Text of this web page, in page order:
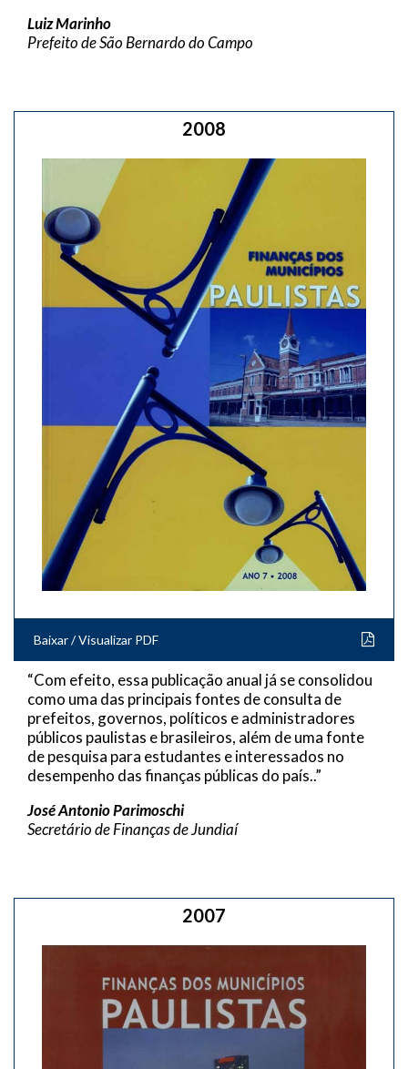
Luiz Marinho
Prefeito de São Bernardo do Campo
2008
Baixar / Visualizar PDF
“Com efeito, essa publicação anual já se consolidou
como uma das principais fontes de consulta de
prefeitos, governos, políticos e administradores
públicos paulistas e brasileiros, além de uma fonte
de pesquisa para estudantes e interessados no
desempenho das finanças públicas do país..”
José Antonio Parimoschi
Secretário de Finanças de Jundiaí
2007